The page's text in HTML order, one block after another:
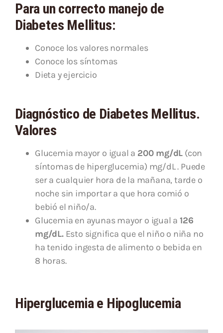
Para un correcto manejo de
Diabetes Mellitus:
Conoce los valores normales
Conoce los síntomas
Dieta y ejercicio
Diagnóstico de Diabetes Mellitus.
Valores
Glucemia mayor o igual a 200 mg/dL (con
síntomas de hiperglucemia) mg/dL . Puede
ser a cualquier hora de la mañana, tarde o
noche sin importar a que hora comió o
bebió el niño/a.
Glucemia en ayunas mayor o igual a 126
mg/dL.Esto significa que el niño o niña no
ha tenido ingesta de alimento o bebida en
8 horas.
Hiperglucemia e Hipoglucemia